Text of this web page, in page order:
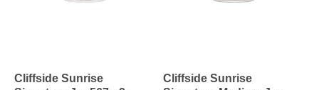
Durchschnittliche Bewertung von 0 von 5 SternenDurchschnittliche Bewertung
Cliffside Sunrise
Cliffside Sunrise